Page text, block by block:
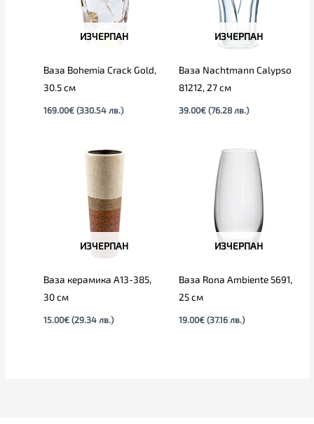
ИЗЧЕРПАН
Ваза Bohemia Crack Gold,
30.5 см
169.00€ (330.54 лв.)
ИЗЧЕРПАН
Ваза Nachtmann Calypso
81212, 27 см
39.00€ (76.28 лв.)
ИЗЧЕРПАН
Ваза керамика А13-385,
30 см
15.00€ (29.34 лв.)
ИЗЧЕРПАН
Ваза Rona Ambiente 5691,
25 см
19.00€ (37.16 лв.)